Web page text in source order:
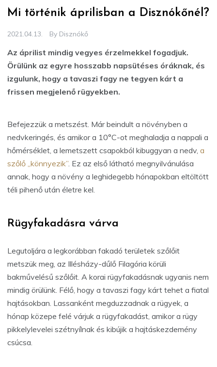
Mi történik áprilisban a Disznókőnél?
2021.04.13. By Disznókő
Az áprilist mindig vegyes érzelmekkel fogadjuk.
Örülünk az egyre hosszabb napsütéses óráknak, és
izgulunk, hogy a tavaszi fagy ne tegyen kárt a
frissen megjelenő rügyekben.
Befejezzük a metszést. Már beindult a növényben a
nedvkeringés, és amikor a 10°C-ot meghaladja a nappali a
hőmérséklet, a lemetszett csapokból kibuggyan a nedv, a
szőlő „könnyezik”. Ez az első látható megnyilvánulása
annak, hogy a növény a leghidegebb hónapokban eltöltött
téli pihenő után életre kel.
Rügyfakadásra várva
Legutoljára a legkorábban fakadó területek szőlőit
metszük meg, az Illésházy-dűlő Filagória körüli
bakművelésű szőlőit. A korai rügyfakadásnak ugyanis nem
mindig örülünk. Félő, hogy a tavaszi fagy kárt tehet a fiatal
hajtásokban. Lassanként megduzzadnak a rügyek, a
hónap közepe felé várjuk a rügyfakadást, amikor a rügy
pikkelylevelei szétnyílnak és kibújik a hajtáskezdemény
csúcsa.